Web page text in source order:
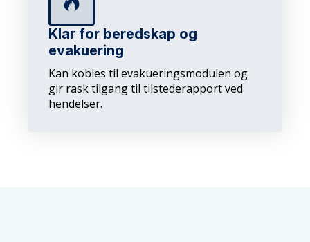
Klar for beredskap og
evakuering
Kan kobles til evakueringsmodulen og
gir rask tilgang til tilstederapport ved
hendelser.